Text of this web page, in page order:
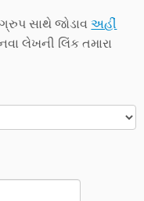
સાથે જોડાવઅહીં
લેખની લિંક તમારા